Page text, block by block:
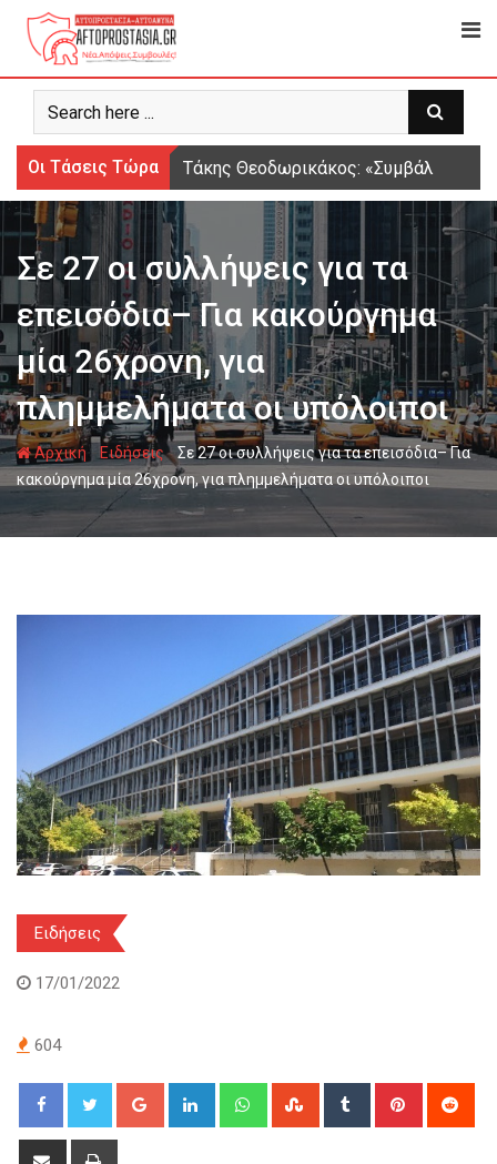
Ψάχνω
για...
Οι Τάσεις Τώρα Τάκης Θεοδωρικάκος: «Συμβάλλουμε
Σε 27 οι συλλήψεις για τα
επεισόδια– Για κακούργημα
μία 26χρονη, για
πλημμελήματα οι υπόλοιποι
Αρχική-Ειδήσεις-Σε 27 οι συλλήψεις για τα επεισόδια– Για
κακούργημα μία 26χρονη, για πλημμελήματα οι υπόλοιποι
Ειδήσεις
17/01/2022
604
Google+ LinkedIn WhatsappStumbleUpon
Tumblr Pinterest
Share